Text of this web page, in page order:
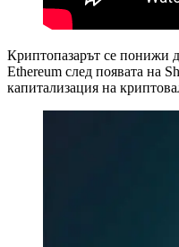
Криптопазарът се понижи
Ethereum след появата на
капитализация на